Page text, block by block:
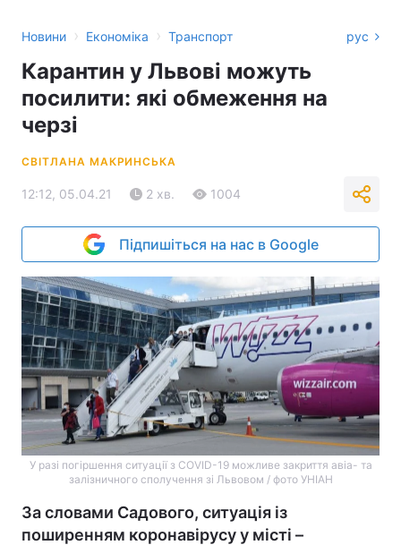
Новини › Економіка › Транспорт рус
Карантин у Львові можуть
посилити: які обмеження на
черзі
СВІТЛАНА МАКРИНСЬКА
12:12, 05.04.21 2 хв. 1004
Підпишіться на нас в Google
У разі погіршення ситуації з COVID-19 можливе закриття авіа- та
залізничного сполучення зі Львовом / фото УНІАН
За словами Садового, ситуація із
поширенням коронавірусу у місті –